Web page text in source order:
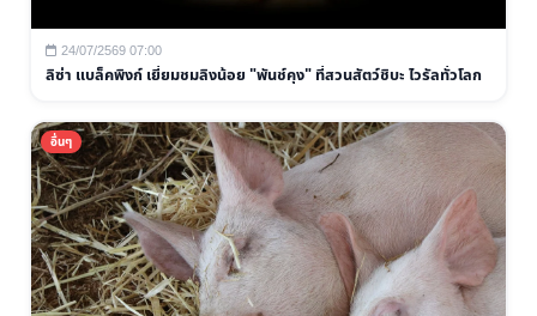
24/07/2569 07:00
ลิซ่า แบล็คพิงก์ เยี่ยมชมลิงน้อย "พันช์คุง" ที่สวนสัตว์ชิบะ ไวรัลทั่วโลก
อื่นๆ